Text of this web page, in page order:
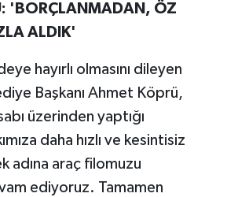
'BORÇLANMADAN, ÖZ
ALDIK'
hayırlı olmasını dileyen
Başkanı Ahmet Köprü,
üzerinden yaptığı
daha hızlı ve kesintisiz
adına araç filomuzu
ediyoruz. Tamamen